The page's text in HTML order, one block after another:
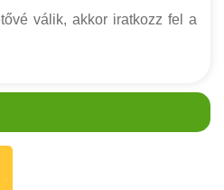
válik, akkor iratkozz fel a